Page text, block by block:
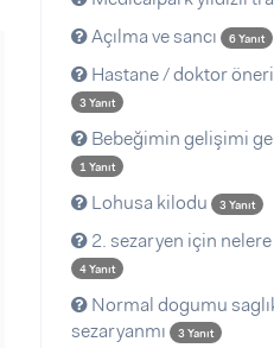
Açılma ve sancı 6 Yanıt
Hastane / doktor
3 Yanıt
Bebeğimin gelişimi
1 Yanıt
Lohusa kilodu 3 Yanıt
2. sezaryen için
4 Yanıt
Normal dogumu
sezaryanmı
3 Yanıt